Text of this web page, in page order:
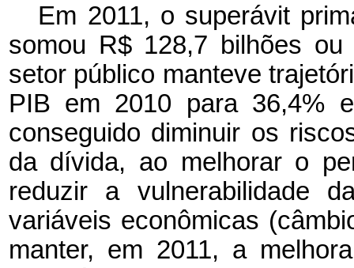
Em 2011, o superávit
somou R$ 128,7 bilhões
setor público manteve
PIB em 2010 para 36,4%
conseguido diminuir os
da dívida, ao melhorar o
reduzir a vulnerabilidade
variáveis econômicas
manter, em 2011, a